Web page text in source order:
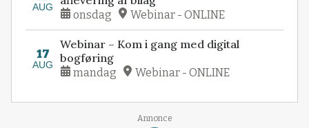
AUG
onsdag Webinar - ONLINE
17
AUG
Webinar – Kom i gang med digital
bogføring
mandag Webinar - ONLINE
Annonce